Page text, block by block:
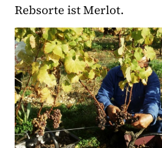
Rebsorte ist Merlot.